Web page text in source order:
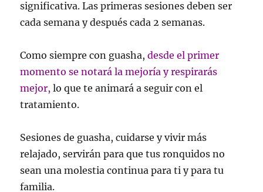
significativa. Las primeras sesiones deben ser
cada semana y después cada 2 semanas.
Como siempre con guasha,desde el primer
momento se notará la mejoría y respirarás
mejor,lo que te animará a seguir con el
tratamiento.
Sesiones de guasha, cuidarse y vivir más
relajado, servirán para que tus ronquidos no
sean una molestia continua para ti y para tu
familia.